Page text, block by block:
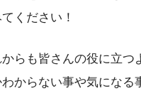
ください！
からも皆さんの役に立つ
からない事や気になる